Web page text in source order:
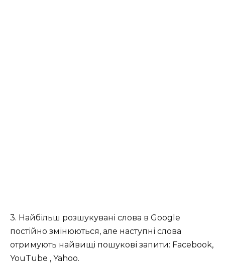
3. Найбільш розшукувані слова в Google
постійно змінюються, але наступні слова
отримують найвищі пошукові запити: Facebook,
YouTube , Yahoo.